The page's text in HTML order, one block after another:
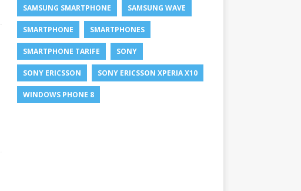
SAMSUNG SMARTPHONE SAMSUNG WAVE
SMARTPHONE SMARTPHONES
SMARTPHONE TARIFE SONY
SONY ERICSSON SONY ERICSSON XPERIA X10
WINDOWS PHONE 8